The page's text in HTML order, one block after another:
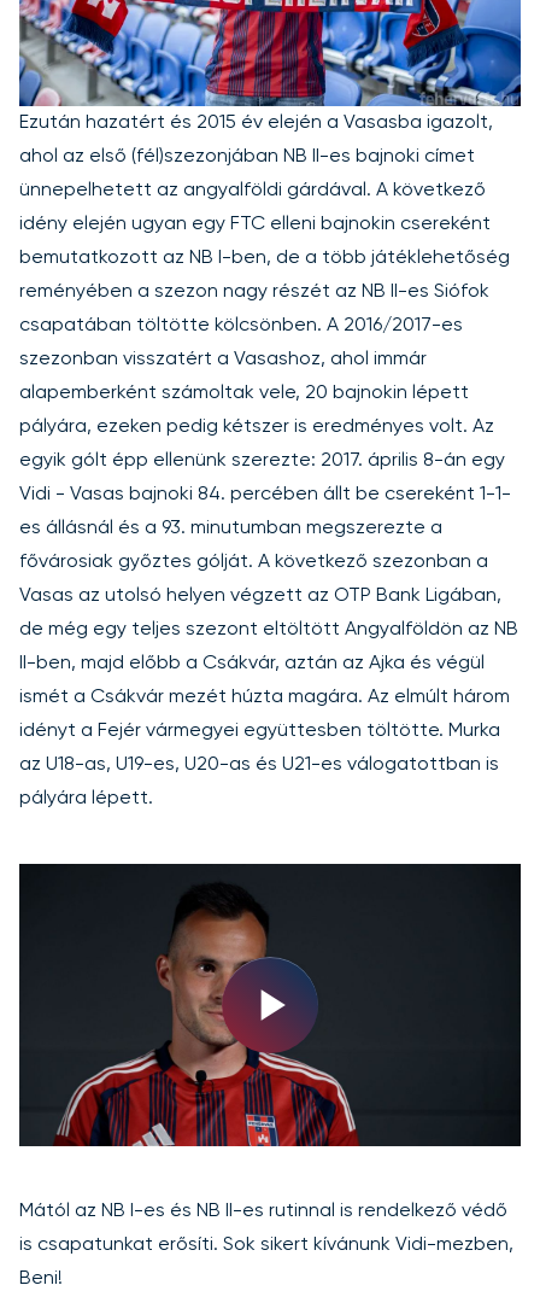
Ezután hazatért és 2015 év elején a Vasasba igazolt,
ahol az első (fél)szezonjában NB II-es bajnoki címet
ünnepelhetett az angyalföldi gárdával. A következő
idény elején ugyan egy FTC elleni bajnokin csereként
bemutatkozott az NB I-ben, de a több játéklehetőség
reményében a szezon nagy részét az NB II-es Siófok
csapatában töltötte kölcsönben. A 2016/2017-es
szezonban visszatért a Vasashoz, ahol immár
alapemberként számoltak vele, 20 bajnokin lépett
pályára, ezeken pedig kétszer is eredményes volt. Az
egyik gólt épp ellenünk szerezte: 2017. április 8-án egy
Vidi - Vasas bajnoki 84. percében állt be csereként 1-1-
es állásnál és a 93. minutumban megszerezte a
fővárosiak győztes gólját. A következő szezonban a
Vasas az utolsó helyen végzett az OTP Bank Ligában,
de még egy teljes szezont eltöltött Angyalföldön az NB
II-ben, majd előbb a Csákvár, aztán az Ajka és végül
ismét a Csákvár mezét húzta magára. Az elmúlt három
idényt a Fejér vármegyei együttesben töltötte. Murka
az U18-as, U19-es, U20-as és U21-es válogatottban is
pályára lépett.
Play
Video
Mától az NB I-es és NB II-es rutinnal is rendelkező védő
is csapatunkat erősíti. Sok sikert kívánunk Vidi-mezben,
Beni!